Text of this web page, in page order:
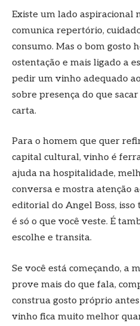
Existe um lado aspiracional
comunica repertório,
consumo. Mas o bom gosto
ostentação e mais ligado a
pedir um vinho adequado
sobre presença do que
carta.
Para o homem que quer
capital cultural, vinho é
ajuda na hospitalidade,
conversa e mostra atenção
editorial do Angel Boss,
é só o que você veste. É
escolhe e transita.
Se você está começando, a
prove mais do que fala,
construa gosto próprio
vinho fica muito melhor